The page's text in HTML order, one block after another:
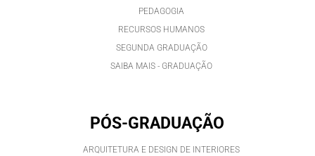
PEDAGOGIA
RECURSOS HUMANOS
SEGUNDA GRADUAÇÃO
SAIBA MAIS - GRADUAÇÃO
PÓS-GRADUAÇÃO
ARQUITETURA E DESIGN DE INTERIORES